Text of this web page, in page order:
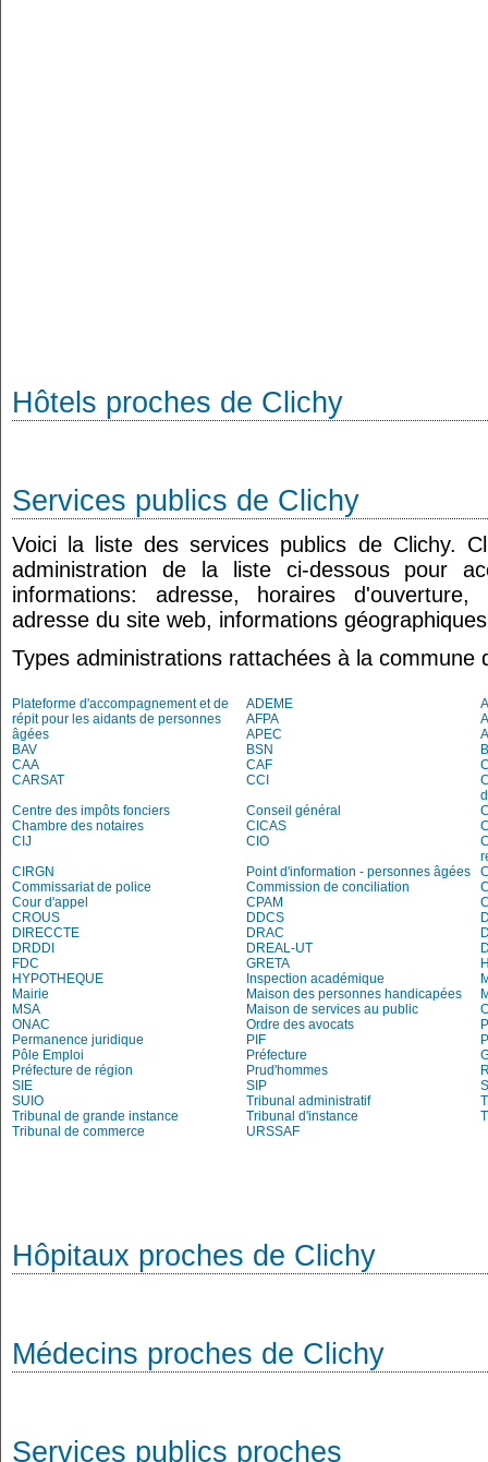
Hôtels proches de Clichy
Services publics de Clichy
Voici la liste des services publics de Clichy.
administration de la liste ci-dessous pour
informations: adresse, horaires
adresse du site web, informations
Types administrations rattachées à la commune
Plateforme d'accompagnement et de
répit pour les aidants de personnes
âgées
ADEME
AFPA
APEC
BAV
BSN
CAA
CAF
CARSAT
CCI
Centre des impôts fonciers
Conseil général
Chambre des notaires
CICAS
CIJ
CIO
CIRGN
Point d'information - personnes âgées
Commissariat de police
Commission de conciliation
Cour d'appel
CPAM
CROUS
DDCS
DIRECCTE
DRAC
DRDDI
DREAL-UT
FDC
GRETA
HYPOTHEQUE
Inspection académique
Mairie
Maison des personnes handicapées
MSA
Maison de services au public
ONAC
Ordre des avocats
Permanence juridique
PIF
Pôle Emploi
Préfecture
Préfecture de région
Prud'hommes
SIE
SIP
SUIO
Tribunal administratif
Tribunal de grande instance
Tribunal d'instance
Tribunal de commerce
URSSAF
Hôpitaux proches de Clichy
Médecins proches de Clichy
Services publics proches